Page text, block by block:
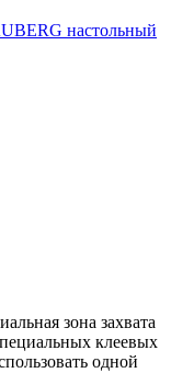
настольный
зона захвата
клеевых
одной